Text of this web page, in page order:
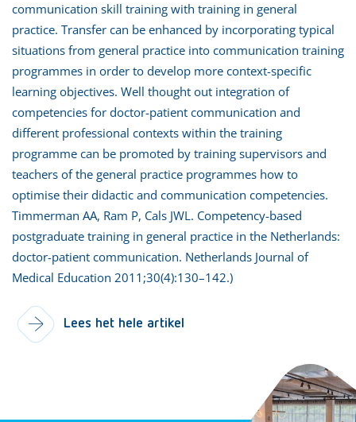
communication skill training with training in general
practice. Transfer can be enhanced by incorporating typical
situations from general practice into communication training
programmes in order to develop more context-specific
learning objectives. Well thought out integration of
competencies for doctor-patient communication and
different professional contexts within the training
programme can be promoted by training supervisors and
teachers of the general practice programmes how to
optimise their didactic and communication competencies.
Timmerman AA, Ram P, Cals JWL. Competency-based
postgraduate training in general practice in the Netherlands:
doctor-patient communication. Netherlands Journal of
Medical Education 2011;30(4):130–142.)
Lees het hele artikel